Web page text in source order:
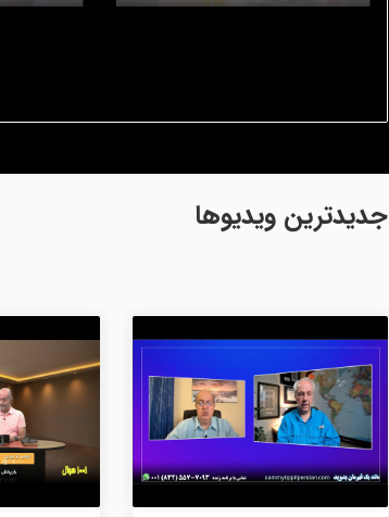
جدیدترین ویدیوها